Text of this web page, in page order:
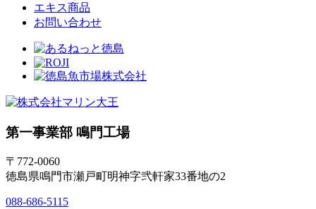
エキス商品
お問い合わせ
第一事業部 鳴門工場
〒772-0060
徳島県鳴門市瀬戸町明神字弐軒家33番地の2
088-686-5115